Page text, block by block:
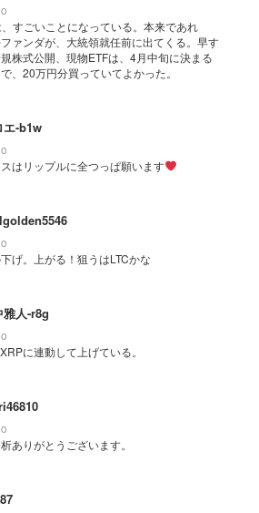
すごいことになっている。本来であれ
ァンダが、大統領就任前に出てくる。早す
株式公開、現物ETFは、4月中旬に決まる
、20万円分買っていてよかった。
エ-b1w
はリップルに全つっぱ願います
げ。上がる！狙うはLTCかな
雅人-r8g
に連動して上げている。
ありがとうございます。